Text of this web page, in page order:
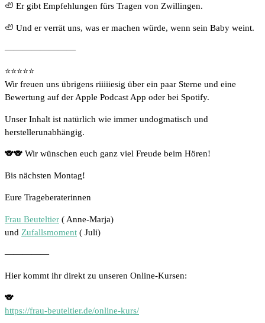
🦥 Er gibt Empfehlungen fürs Tragen von Zwillingen.
🦥 Und er verrät uns, was er machen würde, wenn sein Baby weint.
————————
⭐️⭐️⭐️⭐️⭐️
Wir freuen uns übrigens riiiiiesig über ein paar Sterne und eine
Bewertung auf der Apple Podcast App oder bei Spotify.
Unser Inhalt ist natürlich wie immer undogmatisch und
herstellerunabhängig.
🐨🐨 Wir wünschen euch ganz viel Freude beim Hören!
Bis nächsten Montag!
Eure Trageberaterinnen
Frau Beuteltier ( Anne-Marja)
und Zufallsmoment ( Juli)
—————
Hier kommt ihr direkt zu unseren Online-Kursen:
🐨
https://frau-beuteltier.de/online-kurs/